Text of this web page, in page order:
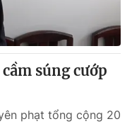
súng cướp
phạt tổng cộng 20